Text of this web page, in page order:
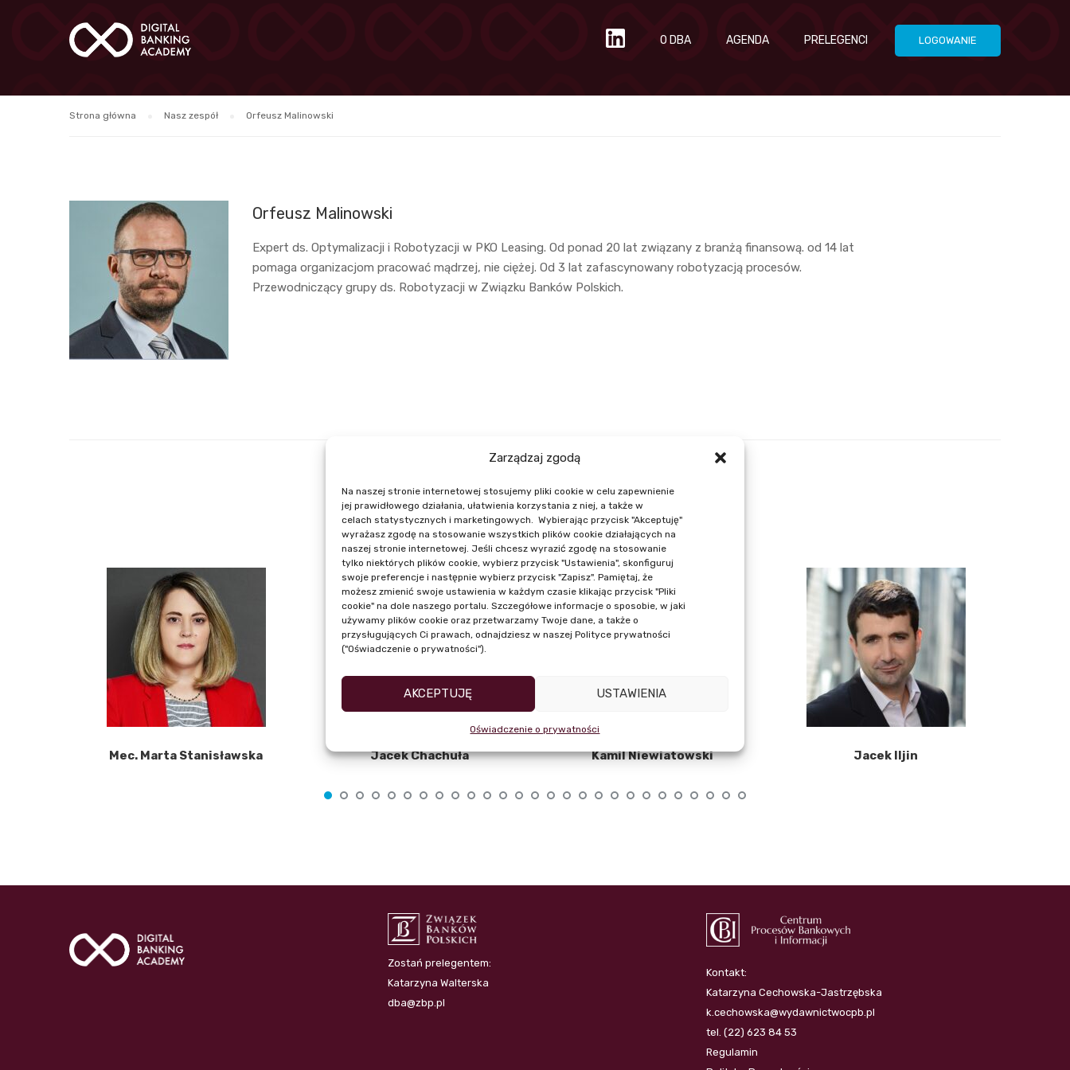
Zarządzaj zgodą
Na naszej stronie internetowej stosujemy pliki cookie w celu zapewnienie
jej prawidłowego działania, ułatwienia korzystania z niej, a także w
celach statystycznych i marketingowych. Wybierając przycisk "Akceptuję"
wyrażasz zgodę na stosowanie wszystkich plików cookie działających na
naszej stronie internetowej. Jeśli chcesz wyrazić zgodę na stosowanie
tylko niektórych plików cookie, wybierz przycisk "Ustawienia", skonfiguruj
swoje preferencje i następnie wybierz przycisk "Zapisz". Pamiętaj, że
możesz zmienić swoje ustawienia w każdym czasie klikając przycisk "Pliki
cookie" na dole naszego portalu. Szczegółowe informacje o sposobie, w jaki
używamy plików cookie oraz przetwarzamy Twoje dane, a także o
przysługujących Ci prawach, odnajdziesz w naszej Polityce prywatności
("Oświadczenie o prywatności").
AKCEPTUJĘ USTAWIENIA
Oświadczenie o prywatności
O DBA AGENDA PRELEGENCI LOGOWANIE
Strona główna Nasz zespół Orfeusz Malinowski
Orfeusz Malinowski
Expert ds. Optymalizacji i Robotyzacji w PKO Leasing. Od ponad 20 lat związany z branżą finansową. od 14 lat
pomaga organizacjom pracować mądrzej, nie ciężej. Od 3 lat zafascynowany robotyzacją procesów.
Przewodniczący grupy ds. Robotyzacji w Związku Banków Polskich.
NASI PRELEGENCI
Mec. Marta Stanisławska Jacek Chachuła Kamil Niewiatowski Jacek Iljin
Zostań prelegentem:
Katarzyna Walterska
dba@zbp.pl
Kontakt:
Katarzyna Cechowska-Jastrzębska
k.cechowska@wydawnictwocpb.pl
tel. (22) 623 84 53
Regulamin